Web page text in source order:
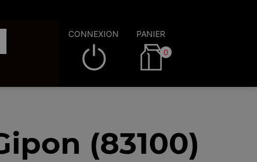
CONNEXION PANIER
0
(83100)